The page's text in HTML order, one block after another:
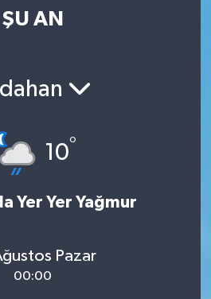
ŞU AN
10°
Yer Yer Yağmur
Pazar
00:00